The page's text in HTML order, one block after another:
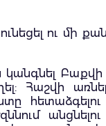
ու մի
են կանգնել
Հաշվի